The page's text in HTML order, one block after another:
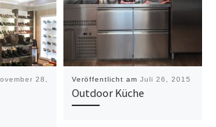
28,
Veröffentlicht am Juli 26, 2015
Outdoor Küche